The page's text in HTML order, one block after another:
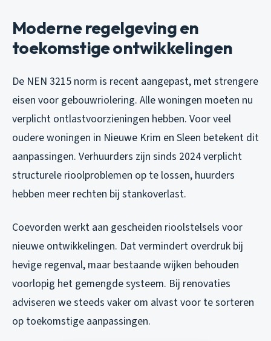
Moderne regelgeving en
toekomstige ontwikkelingen
De NEN 3215 norm is recent aangepast, met strengere
eisen voor gebouwriolering. Alle woningen moeten nu
verplicht ontlastvoorzieningen hebben. Voor veel
oudere woningen in Nieuwe Krim en Sleen betekent dit
aanpassingen. Verhuurders zijn sinds 2024 verplicht
structurele rioolproblemen op te lossen, huurders
hebben meer rechten bij stankoverlast.
Coevorden werkt aan gescheiden rioolstelsels voor
nieuwe ontwikkelingen. Dat vermindert overdruk bij
hevige regenval, maar bestaande wijken behouden
voorlopig het gemengde systeem. Bij renovaties
adviseren we steeds vaker om alvast voor te sorteren
op toekomstige aanpassingen.